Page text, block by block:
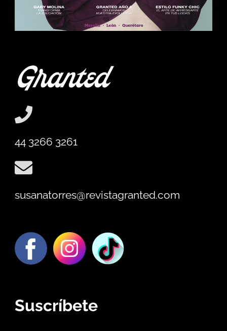
44 3266 3261
susanatorres@revistagranted.com
Suscríbete